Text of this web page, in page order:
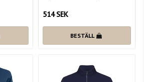
514 SEK
BESTÄLL